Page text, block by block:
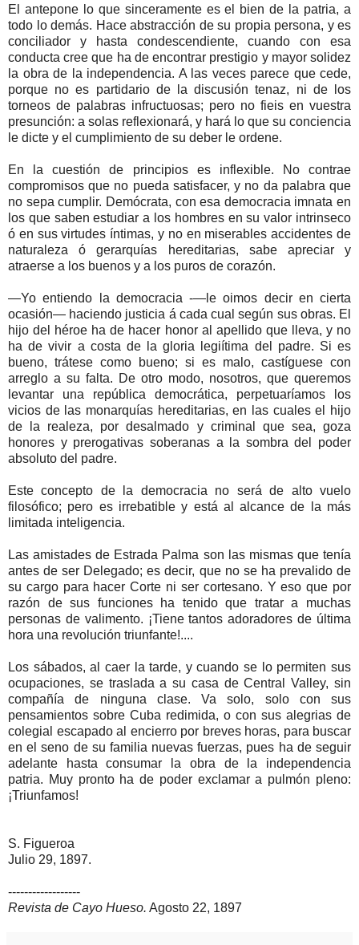
El antepone lo que sinceramente es el bien de la patria, a
todo lo demás. Hace abstracción de su propia persona, y es
conciliador y hasta condescendiente, cuando con esa
conducta cree que ha de encontrar prestigio y mayor solidez
la obra de la independencia. A las veces parece que cede,
porque no es partidario de la discusión tenaz, ni de los
torneos de palabras infructuosas; pero no fieis en vuestra
presunción: a solas reflexionará, y hará lo que su conciencia
le dicte y el cumplimiento de su deber le ordene.
En la cuestión de principios es inflexible. No contrae
compromisos que no pueda satisfacer, y no da palabra que
no sepa cumplir. Demócrata, con esa democracia imnata en
los que saben estudiar a los hombres en su valor intrinseco
ó en sus virtudes íntimas, y no en miserables accidentes de
naturaleza ó gerarquías hereditarias, sabe apreciar y
atraerse a los buenos y a los puros de corazón.
—Yo entiendo la democracia -—le oimos decir en cierta
ocasión— haciendo justicia á cada cual según sus obras. El
hijo del héroe ha de hacer honor al apellido que lleva, y no
ha de vivir a costa de la gloria legiítima del padre. Si es
bueno, trátese como bueno; si es malo, castíguese con
arreglo a su falta. De otro modo, nosotros, que queremos
levantar una república democrática, perpetuaríamos los
vicios de las monarquías hereditarias, en las cuales el hijo
de la realeza, por desalmado y criminal que sea, goza
honores y prerogativas soberanas a la sombra del poder
absoluto del padre.
Este concepto de la democracia no será de alto vuelo
filosófico; pero es irrebatible y está al alcance de la más
limitada inteligencia.
Las amistades de Estrada Palma son las mismas que tenía
antes de ser Delegado; es decir, que no se ha prevalido de
su cargo para hacer Corte ni ser cortesano. Y eso que por
razón de sus funciones ha tenido que tratar a muchas
personas de valimento. ¡Tiene tantos adoradores de última
hora una revolución triunfante!....
Los sábados, al caer la tarde, y cuando se lo permiten sus
ocupaciones, se traslada a su casa de Central Valley, sin
compañía de ninguna clase. Va solo, solo con sus
pensamientos sobre Cuba redimida, o con sus alegrias de
colegial escapado al encierro por breves horas, para buscar
en el seno de su familia nuevas fuerzas, pues ha de seguir
adelante hasta consumar la obra de la independencia
patria. Muy pronto ha de poder exclamar a pulmón pleno:
¡Triunfamos!
S. Figueroa
Julio 29, 1897.
------------------
Revista de Cayo Hueso. Agosto 22, 1897